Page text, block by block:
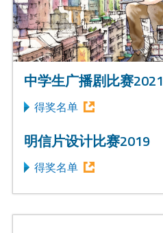
中学生广播剧比赛2021
得奖名单
明信片设计比赛2019
得奖名单